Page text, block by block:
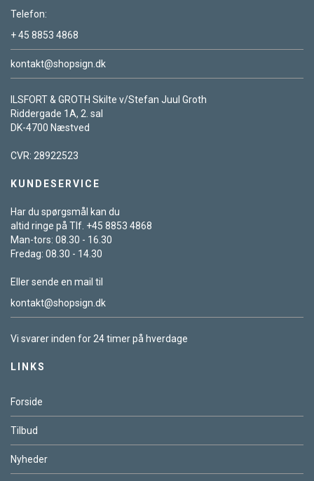
Telefon:
+ 45 8853 4868
kontakt@shopsign.dk
ILSFORT & GROTH Skilte v/Stefan Juul Groth
Riddergade 1A, 2. sal
DK-4700 Næstved
CVR: 28922523
KUNDESERVICE
Har du spørgsmål kan du
altid ringe på Tlf. +45 8853 4868
Man-tors: 08.30 - 16.30
Fredag: 08.30 - 14.30
Eller sende en mail til
kontakt@shopsign.dk
Vi svarer inden for 24 timer på hverdage
LINKS
Forside
Tilbud
Nyheder